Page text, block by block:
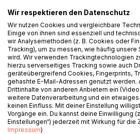
Ein Jäger wird auf
nimmt Ermittlungen auf.
schon bald haben sie
ihnen klar, dass sie ihre
Fronten der
Morde zu verhindern,
WEITERE
Wir respektieren den Datenschutz
Wir nutzen Cookies und vergleichbare
Einige von ihnen sind essenziell und
wir Analysemethoden (z. B. Cookies oder
Tracking), um zu messen, wie häufig
wird. Wir verwenden Trackingtechnologien
hierzu serverseitiges Tracking sowie auch
geräteübergreifend Cookies, Fingerprints,
gehashte E-Mail-Adressen genutzt werden.
Drittinhalte von anderen Anbietern ein
weitere Datenverarbeitung und ein
keinen Einfluss. Mit deiner Einstellung
Vorgänge ein. Du kannst deine Einwilligung
Einstellungen“) jederzeit mit Wirkung für die
Impressum)